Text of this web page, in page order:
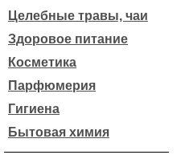
Целебные травы, чаи
Здоровое питание
Косметика
Парфюмерия
Гигиена
Бытовая химия